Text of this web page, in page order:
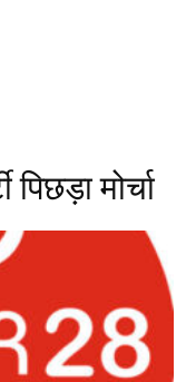
पिछड़ा मोर्चा